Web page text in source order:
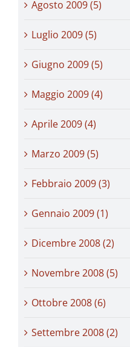
Agosto 2009 (5)
Luglio 2009 (5)
Giugno 2009 (5)
Maggio 2009 (4)
Aprile 2009 (4)
Marzo 2009 (5)
Febbraio 2009 (3)
Gennaio 2009 (1)
Dicembre 2008 (2)
Novembre 2008 (5)
Ottobre 2008 (6)
Settembre 2008 (2)